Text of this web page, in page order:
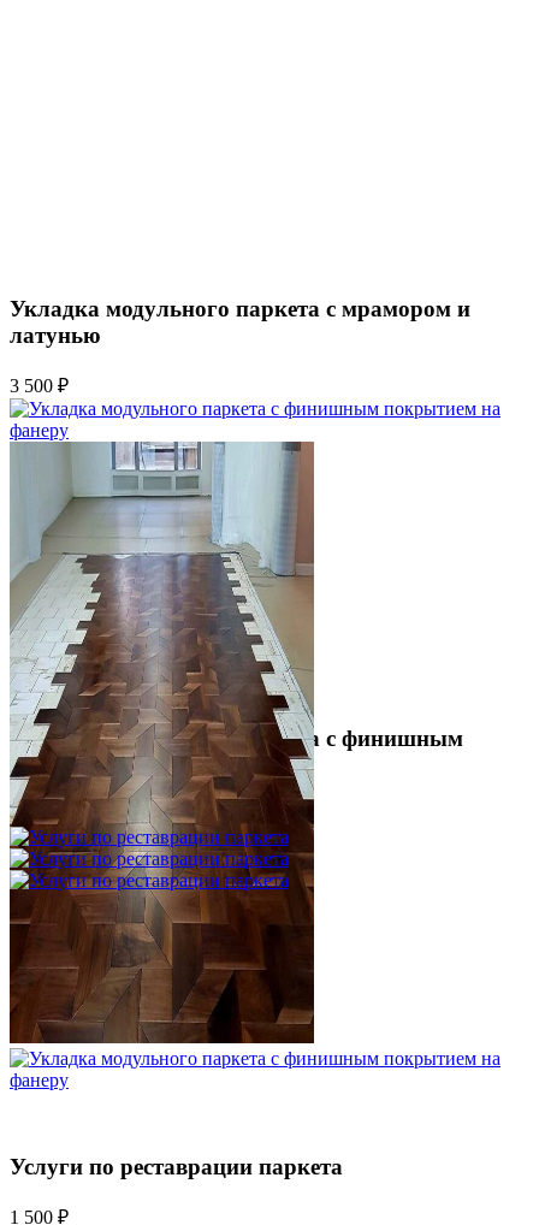
Укладка модульного паркета с мрамором и
латунью
3 500 ₽
Укладка модульного паркета с финишным
покрытием на фанеру
3 600 ₽
Услуги по реставрации паркета
1 500 ₽